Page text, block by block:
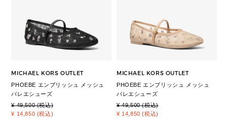
MICHAEL KORS OUTLET
PHOEBE エンブリッシュ メッシュ
バレエシューズ
¥ 49,500 (税込)
¥ 14,850 (税込)
MICHAEL KORS OUTLET
PHOEBE エンブリッシュ メッシュ
バレエシューズ
¥ 49,500 (税込)
¥ 14,850 (税込)